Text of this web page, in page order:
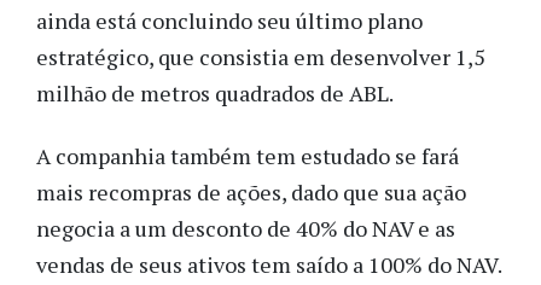
ainda está concluindo seu último plano
estratégico, que consistia em desenvolver 1,5
milhão de metros quadrados de ABL.
A companhia também tem estudado se fará
mais recompras de ações, dado que sua ação
negocia a um desconto de 40% do NAV e as
vendas de seus ativos tem saído a 100% do NAV.